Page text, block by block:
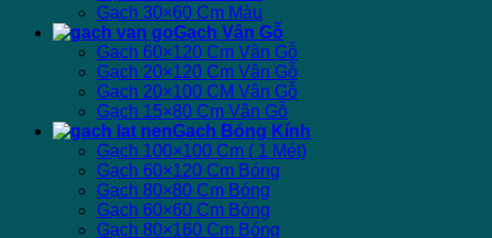
Gạch 30×60 Cm Màu
Gạch Vân Gỗ
Gạch 60×120 Cm Vân Gỗ
Gạch 20×120 Cm Vân Gỗ
Gạch 20×100 CM Vân Gỗ
Gạch 15×80 Cm Vân Gỗ
Gạch Bóng Kính
Gạch 100×100 Cm ( 1 Mét)
Gạch 60×120 Cm Bóng
Gạch 80×80 Cm Bóng
Gạch 60×60 Cm Bóng
Gạch 80×160 Cm Bóng